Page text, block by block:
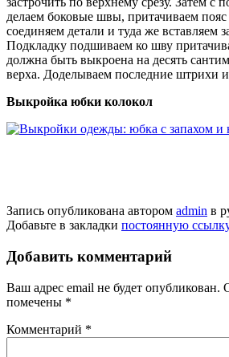
делаем боковые швы, притачиваем
соединяем детали и туда же вставляем
Подкладку подшиваем ко шву
должна быть выкроена на десять
верха. Доделываем последние штрихи
Выкройка юбки колокол
Запись опубликована автором admin в
Добавьте в закладки постоянную ссылку
Добавить комментарий
Ваш адрес email не будет опубликован.
помечены *
Комментарий *